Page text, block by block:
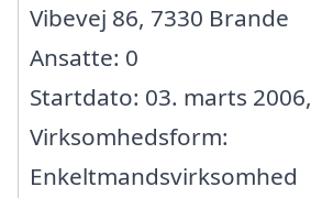
Vibevej 86, 7330 Brande
Ansatte: 0
Startdato: 03. marts 2006,
Virksomhedsform:
Enkeltmandsvirksomhed